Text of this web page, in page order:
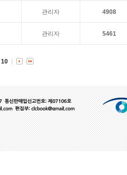
관리자 4908
관리자 5461
10